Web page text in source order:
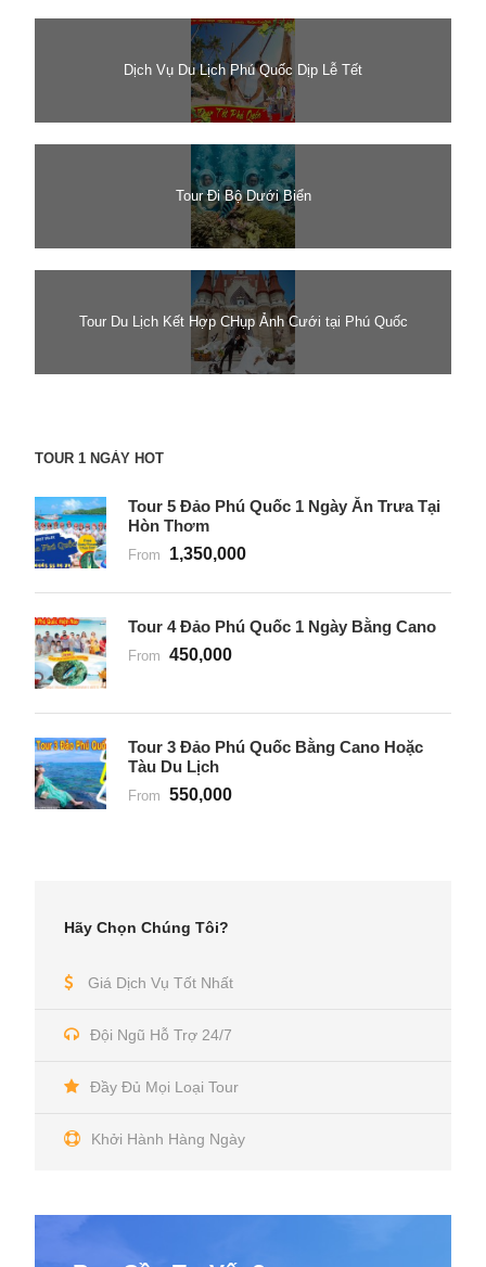
Dịch Vụ Du Lịch Phú Quốc Dịp Lễ Tết
Tour Đi Bộ Dưới Biển
Tour Du Lịch Kết Hợp CHụp Ảnh Cưới tại Phú Quốc
TOUR 1 NGÀY HOT
Tour 5 Đảo Phú Quốc 1 Ngày Ăn Trưa Tại
Hòn Thơm
From 1,350,000
Tour 4 Đảo Phú Quốc 1 Ngày Bằng Cano
From 450,000
Tour 3 Đảo Phú Quốc Bằng Cano Hoặc
Tàu Du Lịch
From 550,000
Hãy Chọn Chúng Tôi?
Giá Dịch Vụ Tốt Nhất
Đội Ngũ Hỗ Trợ 24/7
Đầy Đủ Mọi Loại Tour
Khởi Hành Hàng Ngày